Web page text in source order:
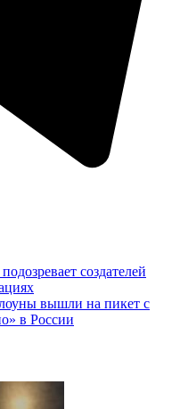
создателей
вышли на пикет с
в России